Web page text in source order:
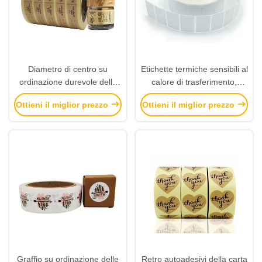
Diametro di centro su
ordinazione durevole delle
etichette adesive 76mm con
laminazione lucida
Ottieni il miglior prezzo
Etichette termiche sensibili al
calore di trasferimento,
dimensioni adesiva 100 x
130mm di stampa
Ottieni il miglior prezzo
Graffio su ordinazione delle
Retro autoadesivi della carta